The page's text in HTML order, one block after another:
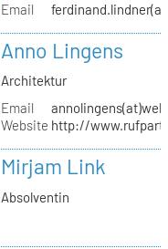
Email
Anno Lingens
Architektur
Email
Website http://
Mirjam Link
Absolventin